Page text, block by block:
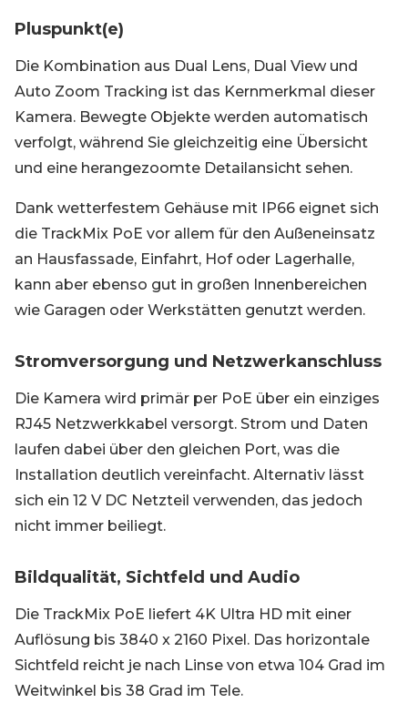
Pluspunkt(e)
Die Kombination aus Dual Lens, Dual View und
Auto Zoom Tracking ist das Kernmerkmal dieser
Kamera. Bewegte Objekte werden automatisch
verfolgt, während Sie gleichzeitig eine Übersicht
und eine herangezoomte Detailansicht sehen.
Dank wetterfestem Gehäuse mit IP66 eignet sich
die TrackMix PoE vor allem für den Außeneinsatz
an Hausfassade, Einfahrt, Hof oder Lagerhalle,
kann aber ebenso gut in großen Innenbereichen
wie Garagen oder Werkstätten genutzt werden.
Stromversorgung und Netzwerkanschluss
Die Kamera wird primär per PoE über ein einziges
RJ45 Netzwerkkabel versorgt. Strom und Daten
laufen dabei über den gleichen Port, was die
Installation deutlich vereinfacht. Alternativ lässt
sich ein 12 V DC Netzteil verwenden, das jedoch
nicht immer beiliegt.
Bildqualität, Sichtfeld und Audio
Die TrackMix PoE liefert 4K Ultra HD mit einer
Auflösung bis 3840 x 2160 Pixel. Das horizontale
Sichtfeld reicht je nach Linse von etwa 104 Grad im
Weitwinkel bis 38 Grad im Tele.